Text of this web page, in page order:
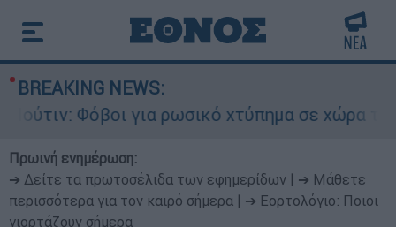
BREAKING NEWS:
Φόβοι για ρωσικό χτύπημα σε χώρα του
Πρωινή ενημέρωση:
➔ Δείτε τα πρωτοσέλιδα των εφημερίδων
➔ Μάθετε
περισσότερα για τον καιρό σήμερα
➔ Εορτολόγιο: Ποιοι
γιορτάζουν σήμερα